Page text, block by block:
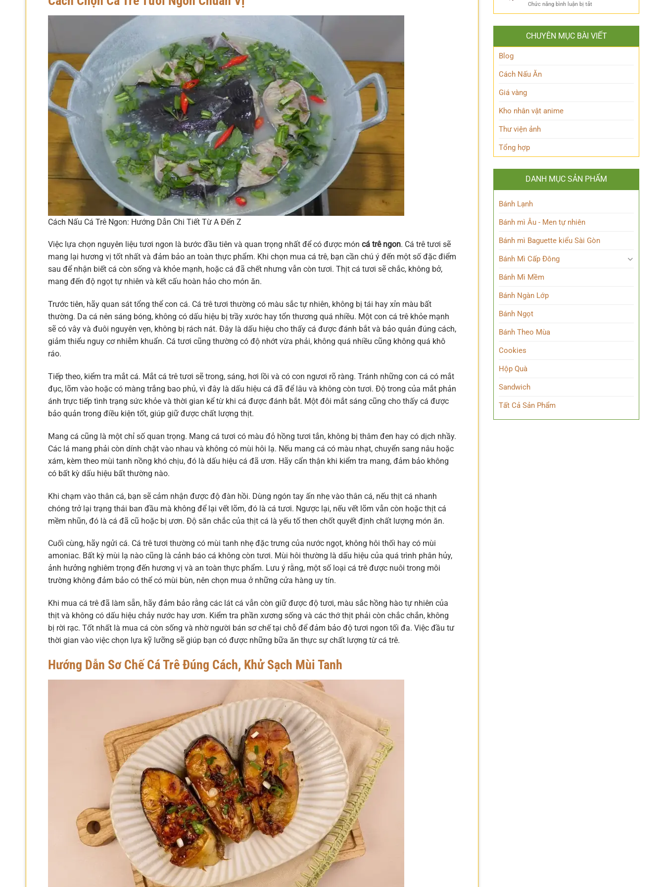
Cách Nấu Cá Trê Ngon: Hướng Dẫn Chi Tiết Từ A Đến Z
Việc lựa chọn nguyên liệu tươi ngon là bước đầu tiên và quan trọng nhất để có được món cá trê ngon. Cá trê tươi sẽ
mang lại hương vị tốt nhất và đảm bảo an toàn thực phẩm. Khi chọn mua cá trê, bạn cần chú ý đến một số đặc điểm
sau để nhận biết cá còn sống và khỏe mạnh, hoặc cá đã chết nhưng vẫn còn tươi. Thịt cá tươi sẽ chắc, không bở,
mang đến độ ngọt tự nhiên và kết cấu hoàn hảo cho món ăn.
Trước tiên, hãy quan sát tổng thể con cá. Cá trê tươi thường có màu sắc tự nhiên, không bị tái hay xỉn màu bất
thường. Da cá nên sáng bóng, không có dấu hiệu bị trầy xước hay tổn thương quá nhiều. Một con cá trê khỏe mạnh
sẽ có vây và đuôi nguyên vẹn, không bị rách nát. Đây là dấu hiệu cho thấy cá được đánh bắt và bảo quản đúng cách,
giảm thiểu nguy cơ nhiễm khuẩn. Cá tươi cũng thường có độ nhớt vừa phải, không quá nhiều cũng không quá khô
ráo.
Tiếp theo, kiểm tra mắt cá. Mắt cá trê tươi sẽ trong, sáng, hơi lồi và có con ngươi rõ ràng. Tránh những con cá có mắt
đục, lõm vào hoặc có màng trắng bao phủ, vì đây là dấu hiệu cá đã để lâu và không còn tươi. Độ trong của mắt phản
ánh trực tiếp tình trạng sức khỏe và thời gian kể từ khi cá được đánh bắt. Một đôi mắt sáng cũng cho thấy cá được
bảo quản trong điều kiện tốt, giúp giữ được chất lượng thịt.
Mang cá cũng là một chỉ số quan trọng. Mang cá tươi có màu đỏ hồng tươi tắn, không bị thâm đen hay có dịch nhầy.
Các lá mang phải còn dính chặt vào nhau và không có mùi hôi lạ. Nếu mang cá có màu nhạt, chuyển sang nâu hoặc
xám, kèm theo mùi tanh nồng khó chịu, đó là dấu hiệu cá đã ươn. Hãy cẩn thận khi kiểm tra mang, đảm bảo không
có bất kỳ dấu hiệu bất thường nào.
Khi chạm vào thân cá, bạn sẽ cảm nhận được độ đàn hồi. Dùng ngón tay ấn nhẹ vào thân cá, nếu thịt cá nhanh
chóng trở lại trạng thái ban đầu mà không để lại vết lõm, đó là cá tươi. Ngược lại, nếu vết lõm vẫn còn hoặc thịt cá
mềm nhũn, đó là cá đã cũ hoặc bị ươn. Độ săn chắc của thịt cá là yếu tố then chốt quyết định chất lượng món ăn.
Cuối cùng, hãy ngửi cá. Cá trê tươi thường có mùi tanh nhẹ đặc trưng của nước ngọt, không hôi thối hay có mùi
amoniac. Bất kỳ mùi lạ nào cũng là cảnh báo cá không còn tươi. Mùi hôi thường là dấu hiệu của quá trình phân hủy,
ảnh hưởng nghiêm trọng đến hương vị và an toàn thực phẩm. Lưu ý rằng, một số loại cá trê được nuôi trong môi
trường không đảm bảo có thể có mùi bùn, nên chọn mua ở những cửa hàng uy tín.
Khi mua cá trê đã làm sẵn, hãy đảm bảo rằng các lát cá vẫn còn giữ được độ tươi, màu sắc hồng hào tự nhiên của
thịt và không có dấu hiệu chảy nước hay ươn. Kiểm tra phần xương sống và các thớ thịt phải còn chắc chắn, không
bị rời rạc. Tốt nhất là mua cá còn sống và nhờ người bán sơ chế tại chỗ để đảm bảo độ tươi ngon tối đa. Việc đầu tư
thời gian vào việc chọn lựa kỹ lưỡng sẽ giúp bạn có được những bữa ăn thực sự chất lượng từ cá trê.
Hướng Dẫn Sơ Chế Cá Trê Đúng Cách, Khử Sạch Mùi Tanh
Lớp
Học
Khám
Phá
Vật
Nham
Bí
Chức năng bình luận bị tắt
Khám
Ayase:
Ai
CHUYÊN MỤC BÀI VIẾT
Blog
Cách Nấu Ăn
Giá vàng
Kho nhân vật anime
Thư viện ảnh
Tổng hợp
DANH MỤC SẢN PHẨM
Bánh Lạnh
Bánh mì Âu - Men tự nhiên
Bánh mì Baguette kiểu Sài Gòn
Bánh Mì Cấp Đông
Bánh Mì Mềm
Bánh Ngàn Lớp
Bánh Ngọt
Bánh Theo Mùa
Cookies
Hộp Quà
Sandwich
Tất Cả Sản Phẩm